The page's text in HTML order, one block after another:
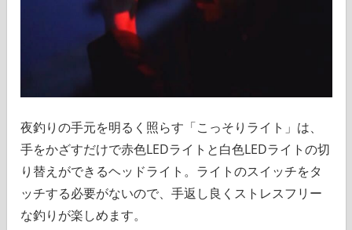
夜釣りの手元を明るく照らす「こっそりライト」は、
手をかざすだけで赤色LEDライトと白色LEDライトの切
り替えができるヘッドライト。ライトのスイッチをタ
ッチする必要がないので、手返し良くストレスフリー
な釣りが楽しめます。